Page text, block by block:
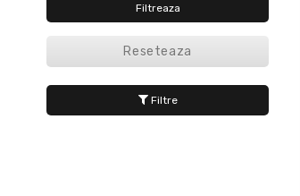
Filtreaza
Reseteaza
Filtre